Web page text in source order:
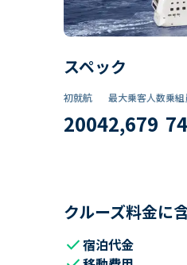
スペック
初就航
2004
最大乗客人数
2,679
乗
クルーズ料金に
check宿泊代金